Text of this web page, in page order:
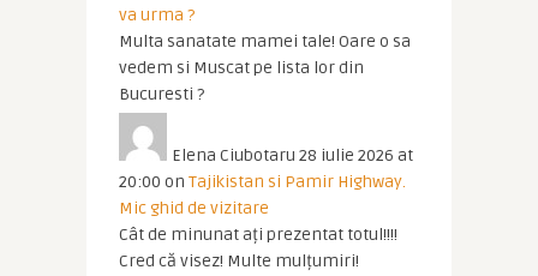
va urma ?
Multa sanatate mamei tale! Oare o sa
vedem si Muscat pe lista lor din
Bucuresti ?
Elena Ciubotaru 28 iulie 2026 at
20:00 on Tajikistan si Pamir Highway.
Mic ghid de vizitare
Cât de minunat ați prezentat totul!!!!
Cred că visez! Multe mulțumiri!